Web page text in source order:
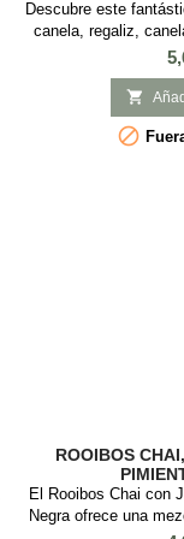
Descubre este
canela, regaliz,
tomar frio/
Rooibos, canela,
pimienta negra,
y


ROOIBOS
El Rooibos Chai con
Negra ofrece una